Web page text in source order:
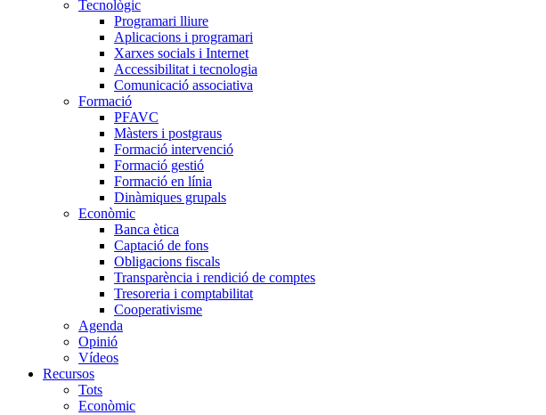
Tecnològic
Programari lliure
Aplicacions i programari
Xarxes socials i Internet
Accessibilitat i tecnologia
Comunicació associativa
Formació
PFAVC
Màsters i postgraus
Formació intervenció
Formació gestió
Formació en línia
Dinàmiques grupals
Econòmic
Banca ètica
Captació de fons
Obligacions fiscals
Transparència i rendició de comptes
Tresoreria i comptabilitat
Cooperativisme
Agenda
Opinió
Vídeos
Recursos
Tots
Econòmic